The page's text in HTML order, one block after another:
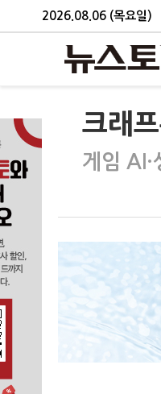
2026.08.06 (목요일)
크래
게임 AI·